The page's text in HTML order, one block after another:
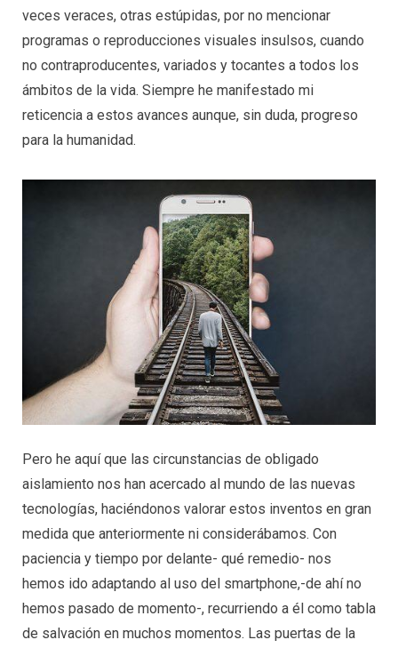
veces veraces, otras estúpidas, por no mencionar
programas o reproducciones visuales insulsos, cuando
no contraproducentes, variados y tocantes a todos los
ámbitos de la vida. Siempre he manifestado mi
reticencia a estos avances aunque, sin duda, progreso
para la humanidad.
Pero he aquí que las circunstancias de obligado
aislamiento nos han acercado al mundo de las nuevas
tecnologías, haciéndonos valorar estos inventos en gran
medida que anteriormente ni considerábamos. Con
paciencia y tiempo por delante- qué remedio- nos
hemos ido adaptando al uso del smartphone,-de ahí no
hemos pasado de momento-, recurriendo a él como tabla
de salvación en muchos momentos. Las puertas de la